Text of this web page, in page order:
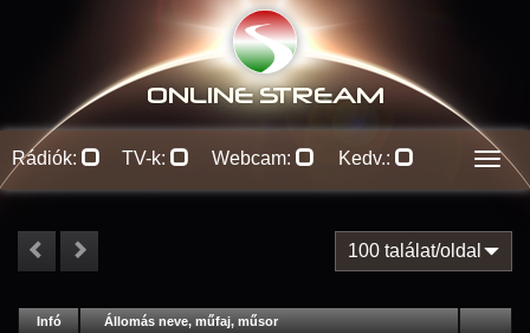
ONLINE STREAM
Rádiók: TV-k: Webcam: Kedv.:
100 találat/oldal
Infó Lejátszás
Állomás neve, műfaj, műsor